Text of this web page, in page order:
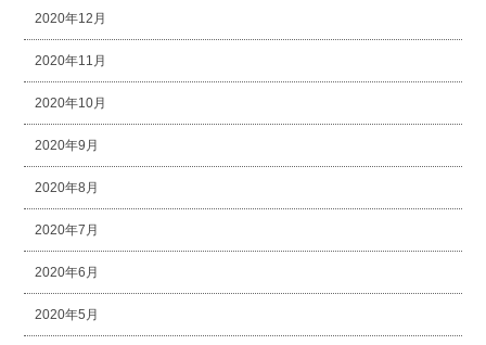
2020年12月
2020年11月
2020年10月
2020年9月
2020年8月
2020年7月
2020年6月
2020年5月